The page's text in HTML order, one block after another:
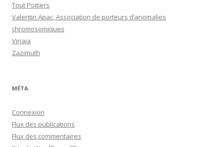
Tout Poitiers
Valentin Apac, Association de porteurs d’anomalies
chromosomiques
Virjaja
Zazimuth
MÉTA
Connexion
Flux des publications
Flux des commentaires